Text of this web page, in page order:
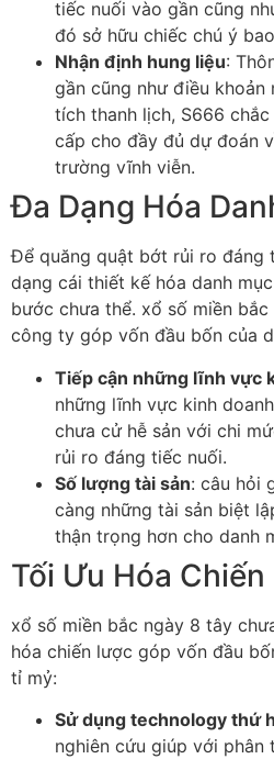
tiếc nuối vào gần cũng
đó sở hữu chiếc chú ý
Nhận định hung liệu:
gần cũng như điều
tích thanh lịch, S666
cấp cho đầy đủ dự đoán
trường vĩnh viễn.
Đa Dạng Hóa
Để quăng quật bớt rủi ro đáng
dạng cái thiết kế hóa danh
bước chưa thể. xổ số miền
công ty góp vốn đầu bốn của
Tiếp cận những lĩnh vực
những lĩnh vực kinh
chưa cử hễ sản với chi
rủi ro đáng tiếc nuối.
Số lượng tài sản: câu hỏi
càng những tài sản biệt
thận trọng hơn cho danh
Tối Ưu Hóa
xổ số miền bắc ngày 8 tây
hóa chiến lược góp vốn đầu
tỉ mỷ:
Sử dụng technology thứ
nghiên cứu giúp với phân